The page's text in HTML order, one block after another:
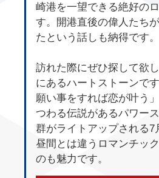
崎港を一望できる絶好の
す。開港直後の偉人たち
たという話しも納得です。
訪れた際にぜひ探して欲
にあるハートストーンで
願い事をすれば恋が叶う
つわる伝説があるパワー
群がライトアップされる7
昼間とは違うロマンチッ
のも魅力です。